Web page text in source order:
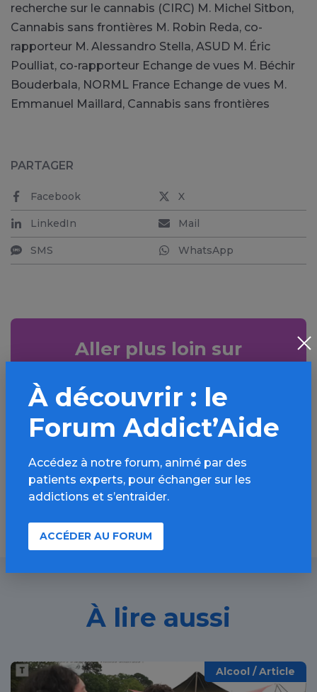
recherche sur le cannabis (CIRC) M. Michel Sitbon,
Cannabis sans frontières M. Robin Reda, co-
rapporteur M. Alessandro Stella, ASUD M. Éric
Poulliat, co-rapporteur Echange de vues M. Béchir
Bouderbala, NORML France Echange de vues M.
Emmanuel Maillard, Cannabis sans frontières
PARTAGER
Facebook X
LinkedIn Mail
SMS WhatsApp
Aller plus loin sur
Informations, parcours d’évaluations,
bonnes pratiques, FAQ, annuaires,
ressources, actualités...
Découvrir
À lire aussi
Alcool / Article
À découvrir : le
Forum Addict’Aide
Accédez à notre forum, animé par des
patients experts, pour échanger sur les
addictions et s’entraider.
ACCÉDER AU FORUM